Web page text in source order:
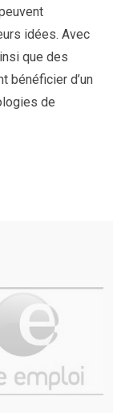
idées. Avec
que des
bénéficier d’un
de